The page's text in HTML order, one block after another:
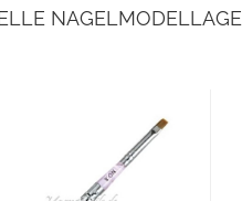
NAGELMODELLAGE